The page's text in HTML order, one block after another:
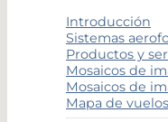
Introducción
Sistemas
Productos y
Mosaicos de
Mosaicos de
Mapa de